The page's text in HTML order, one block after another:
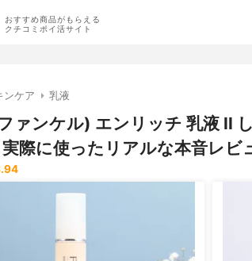
おすすめ商品がもらえる
クチコミポイ活サイト
ンケア 乳液
ァンケル) エンリッチ 乳液 II
際に使ったリアルな本音レビ